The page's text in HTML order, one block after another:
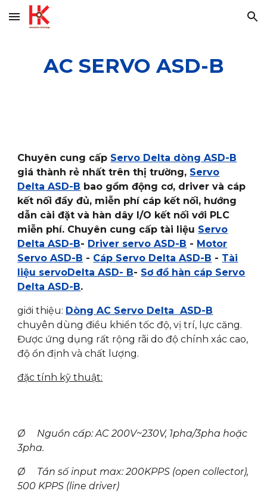
Skip to main content Skip to navigation
AC SERVO ASD-B
Chuyên cung cấp Servo Delta dòng ASD-B
giá thành rẻ nhất trên thị trường, Servo
Delta ASD-B bao gồm động cơ, driver và cáp
kết nối đầy đủ, miễn phí cáp kết nối, hướng
dẫn cài đặt và hàn dây I/O kết nối với PLC
miễn phí. Chuyên cung cấp tài liệu Servo
Delta ASD-B- Driver servo ASD-B - Motor
Servo ASD-B - Cáp Servo Delta ASD-B - Tài
liệu servoDelta ASD- B- Sơ đồ hàn cáp Servo
Delta ASD-B.
giới thiệu: Dòng AC Servo Delta ASD-B
chuyên dùng điều khiển tốc độ, vị trí, lực căng.
Được ứng dụng rất rộng rãi do độ chính xác cao,
độ ổn định và chất lượng.
đặc tính kỹ thuật:
Ø Nguồn cấp: AC 200V~230V, 1pha/3pha hoặc
3pha.
Ø Tần số input max: 200KPPS (open collector),
500 KPPS (line driver)